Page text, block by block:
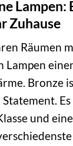
Lampen:
Zuhause
Räumen
Lampen
Bronze
Statement.
und